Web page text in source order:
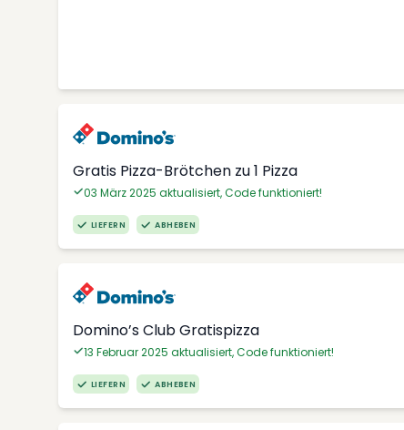
Gratis Pizza-Brötchen zu 1 Pizza
03 März 2025 aktualisiert, Code funktioniert!
LIEFERN ABHEBEN
Domino’s Club Gratispizza
13 Februar 2025 aktualisiert, Code funktioniert!
LIEFERN ABHEBEN